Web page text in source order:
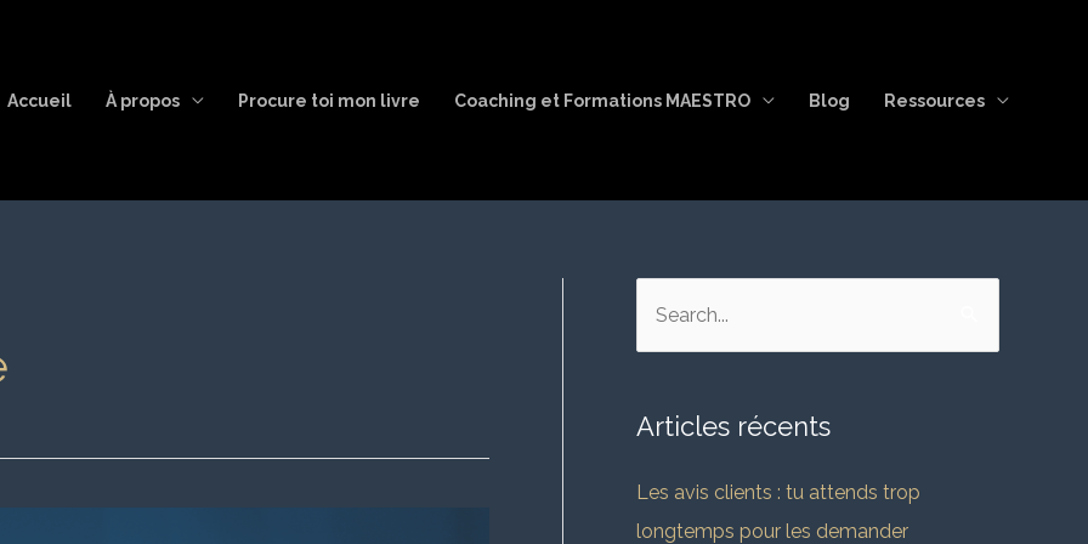
Accueil À propos Procure toi mon livre Coaching et Formations MAESTRO Blog Ressources
e
h
Articles récents
Les avis clients : tu attends trop
longtemps pour les demander